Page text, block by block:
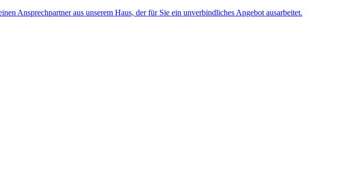
Ansprechpartner aus unserem Haus, der für Sie ein unverbindliches Angebot ausarbeitet.